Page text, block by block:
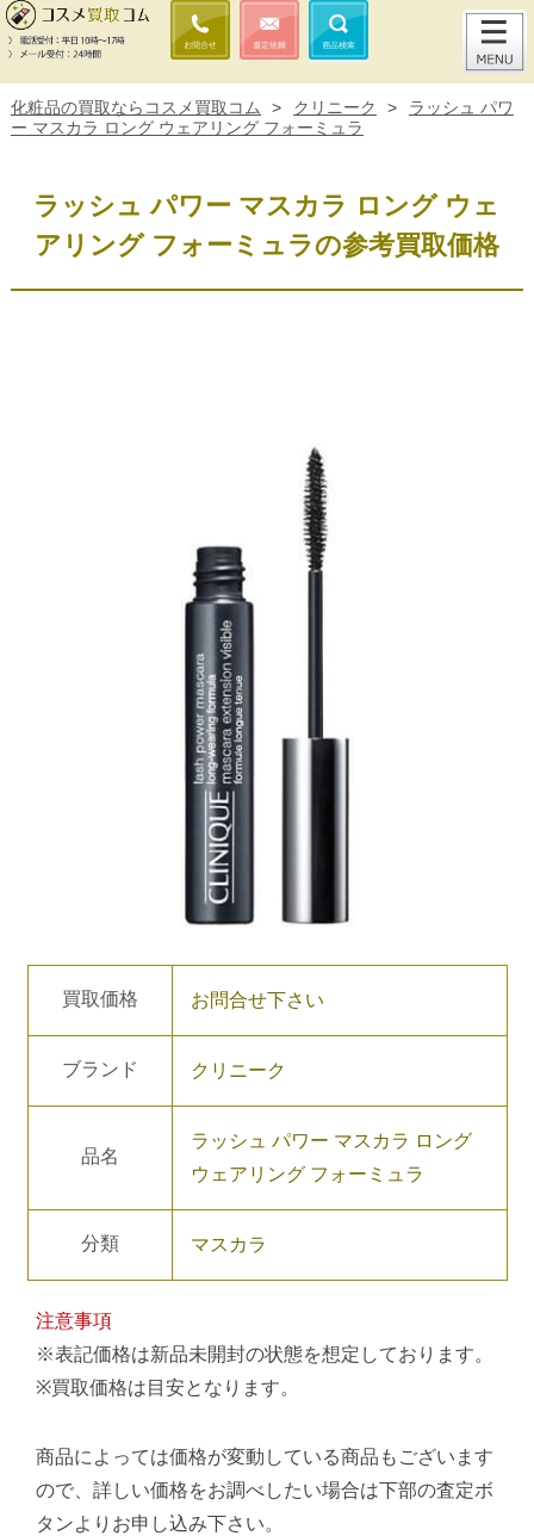
化粧品の買取ならコスメ買取コム > クリニーク >
ラッシュ パワ
ー マスカラ ロング ウェアリング フォーミュラ
ラッシュ パワー マスカラ ロング ウェ
アリング フォーミュラの参考買取価格
買取価格 お問合せ下さい
ブランド クリニーク
品名
ラッシュ パワー マスカラ ロング
ウェアリング フォーミュラ
分類 マスカラ
注意事項
※表記価格は新品未開封の状態を想定しております。
※買取価格は目安となります。
商品によっては価格が変動している商品もございます
ので、詳しい価格をお調べしたい場合は下部の査定ボ
タンよりお申し込み下さい。